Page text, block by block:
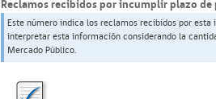
Reclamos recibidos por incumplir plazo de
Este número indica los reclamos recibidos por
interpretar esta información considerando la
Mercado Público.